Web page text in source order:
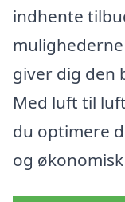
indhente
giver dig den
Med luft til
du optimere
og